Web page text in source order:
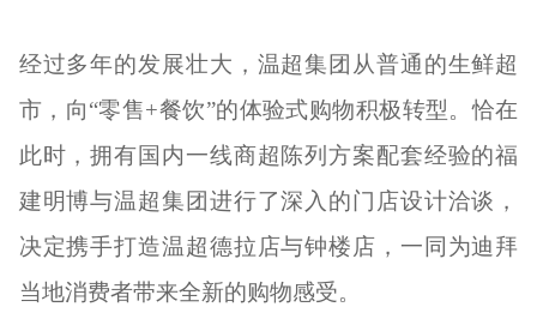
经过多年的发展壮大，温超集团从普通的生鲜超
市，向“零售+餐饮”的体验式购物积极转型。恰在
此时，拥有国内一线商超陈列方案配套经验的福
建明博与温超集团进行了深入的门店设计洽谈，
决定携手打造温超德拉店与钟楼店，一同为迪拜
当地消费者带来全新的购物感受。